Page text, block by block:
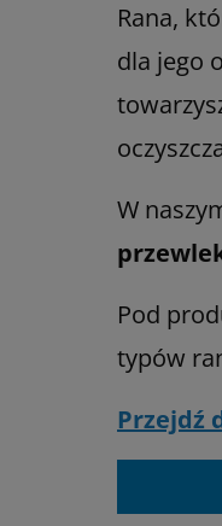
Rana,
dla jego
W
Pod
typów
Przejdź